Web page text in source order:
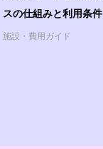
スの仕組みと利用条件
施設・費用ガイド